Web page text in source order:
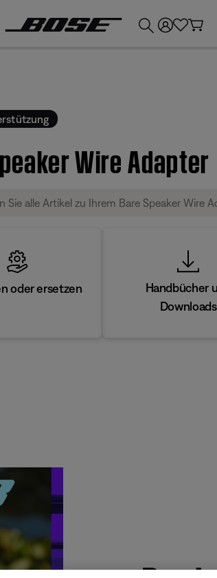
Wire Adapter
oder ersetzen
Handbücher
Downloads